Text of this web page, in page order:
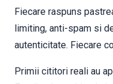
Fiecare raspuns
limiting, anti-spam si
autenticitate. Fiecare
Primii cititori reali au